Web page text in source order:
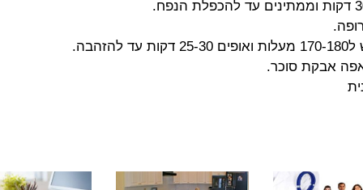
ל170-180 מעלות ואופים 25-30 דקות עד להזהבה.
אבקת סוכר.